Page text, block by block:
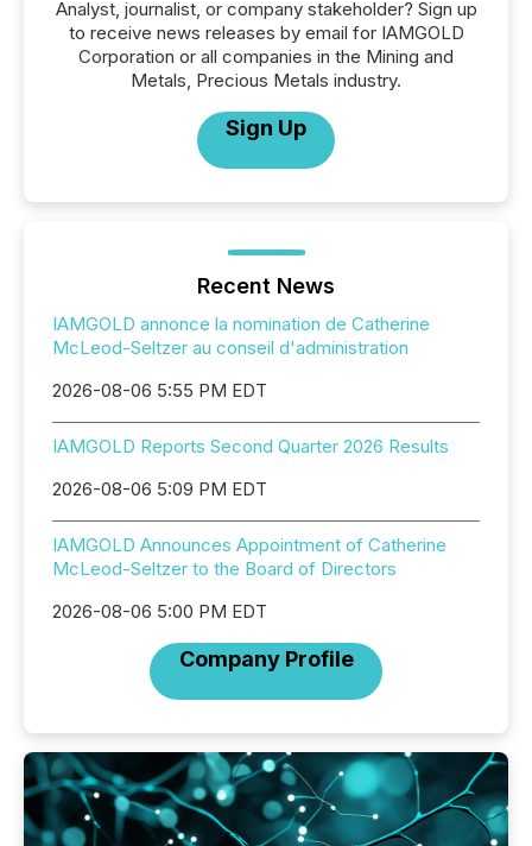
Analyst, journalist, or company stakeholder? Sign up
to receive news releases by email for IAMGOLD
Corporation or all companies in the Mining and
Metals, Precious Metals industry.
Sign Up
Recent News
IAMGOLD annonce la nomination de Catherine
McLeod-Seltzer au conseil d'administration
2026-08-06 5:55 PM EDT
IAMGOLD Reports Second Quarter 2026 Results
2026-08-06 5:09 PM EDT
IAMGOLD Announces Appointment of Catherine
McLeod-Seltzer to the Board of Directors
2026-08-06 5:00 PM EDT
Company Profile